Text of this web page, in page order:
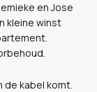
en Jose
kleine winst
de kabel komt.